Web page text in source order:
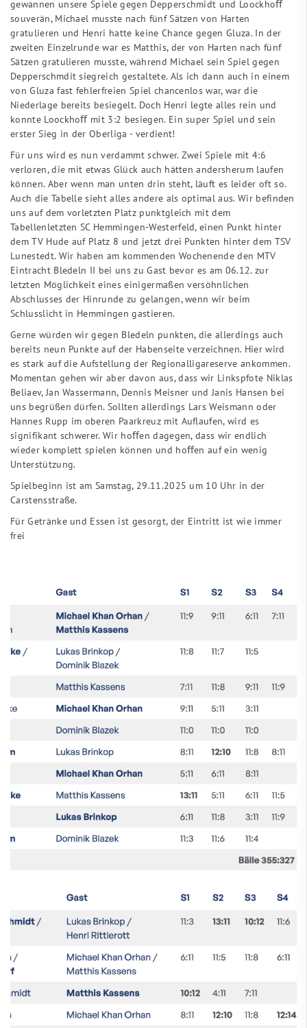
gewannen unsere Spiele gegen Depperschmidt und Loockhoﬀ
souverän, Michael musste nach fünf Sätzen von Harten
gratulieren und Henri hatte keine Chance gegen Gluza. In der
zweiten Einzelrunde war es Matthis, der von Harten nach fünf
Sätzen gratulieren musste, während Michael sein Spiel gegen
Depperschmdit siegreich gestaltete. Als ich dann auch in einem
von Gluza fast fehlerfreien Spiel chancenlos war, war die
Niederlage bereits besiegelt. Doch Henri legte alles rein und
konnte Loockhoﬀ mit 3:2 besiegen. Ein super Spiel und sein
erster Sieg in der Oberliga - verdient!
Für uns wird es nun verdammt schwer. Zwei Spiele mit 4:6
verloren, die mit etwas Glück auch hätten andersherum laufen
können. Aber wenn man unten drin steht, läuft es leider oft so.
Auch die Tabelle sieht alles andere als optimal aus. Wir befinden
uns auf dem vorletzten Platz punktgleich mit dem
Tabellenletzten SC Hemmingen-Westerfeld, einen Punkt hinter
dem TV Hude auf Platz 8 und jetzt drei Punkten hinter dem TSV
Lunestedt. Wir haben am kommenden Wochenende den MTV
Eintracht Bledeln II bei uns zu Gast bevor es am 06.12. zur
letzten Möglichkeit eines einigermaßen versöhnlichen
Abschlusses der Hinrunde zu gelangen, wenn wir beim
Schlusslicht in Hemmingen gastieren.
Gerne würden wir gegen Bledeln punkten, die allerdings auch
bereits neun Punkte auf der Habenseite verzeichnen. Hier wird
es stark auf die Aufstellung der Regionalligareserve ankommen.
Momentan gehen wir aber davon aus, dass wir Linkspfote Niklas
Beliaev, Jan Wassermann, Dennis Meisner und Janis Hansen bei
uns begrüßen dürfen. Sollten allerdings Lars Weismann oder
Hannes Rupp im oberen Paarkreuz mit Auflaufen, wird es
signifikant schwerer. Wir hoﬀen dagegen, dass wir endlich
wieder komplett spielen können und hoﬀen auf ein wenig
Unterstützung.
Spielbeginn ist am Samstag, 29.11.2025 um 10 Uhr in der
Carstensstraße.
Für Getränke und Essen ist gesorgt, der Eintritt ist wie immer
frei